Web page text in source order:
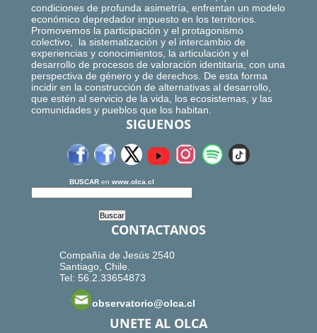
condiciones de profunda asimetría, enfrentan un modelo
económico depredador impuesto en los territorios.
Promovemos la participación y el protagonismo
colectivo, la sistematización y el intercambio de
experiencias y conocimientos, la articulación y el
desarrollo de procesos de valoración identitaria, con una
perspectiva de género y de derechos. De esta forma
incidir en la construcción de alternativas al desarrollo,
que estén al servicio de la vida, los ecosistemas, y las
comunidades y pueblos que los habitan.
SIGUENOS
BUSCAR en www.olca.cl
CONTACTANOS
Compañía de Jesús 2540
Santiago, Chile.
Tel: 56.2.33654873
observatorio@olca.cl
UNETE AL OLCA